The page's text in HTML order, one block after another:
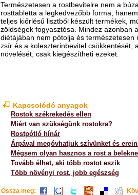
Természetesen a rostbevitelre nem a
rosttabletta a legkedvezőbb forma,
teljes kiőrlésű lisztből készült termékek,
zöldségek fogyasztósa. Mindez azonban
diétájában nem pótolja és
zsír és a koleszterinbevitel csökkentését,
növelését, csak kiegészítheti ezeket.
Kapcsolódó anyagok
Rostok székrekedés ellen
Miért van szükségünk rostokra?
Rostpótló hínár
Árpával megóvhatjuk szívünket és
Mégsem olyan hasznos a rost a
Tovább élhet, aki több rostot eszik
Több növényi rost, jobb egészség
Ossza meg: